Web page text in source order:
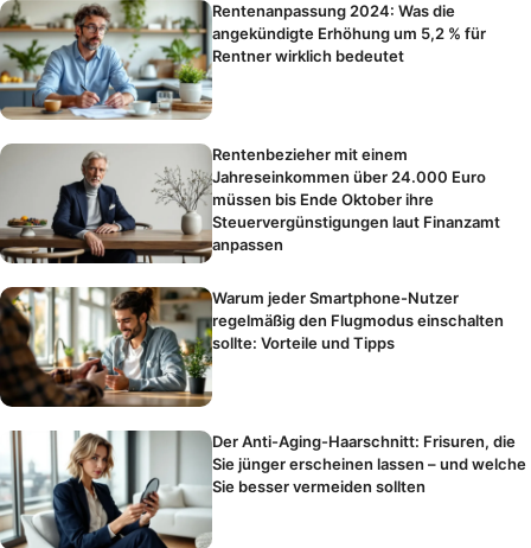
Rentenanpassung 2024: Was die
angekündigte Erhöhung um 5,2 % für
Rentner wirklich bedeutet
Rentenbezieher mit einem
Jahreseinkommen über 24.000 Euro
müssen bis Ende Oktober ihre
Steuervergünstigungen laut Finanzamt
anpassen
Warum jeder Smartphone-Nutzer
regelmäßig den Flugmodus einschalten
sollte: Vorteile und Tipps
Der Anti-Aging-Haarschnitt: Frisuren, die
Sie jünger erscheinen lassen – und welche
Sie besser vermeiden sollten